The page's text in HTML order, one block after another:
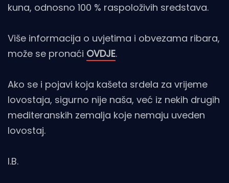
kuna, odnosno 100 % raspoloživih sredstava.
Više informacija o uvjetima i obvezama ribara,
može se pronaći OVDJE.
Ako se i pojavi koja kašeta srdela za vrijeme
lovostaja, sigurno nije naša, već iz nekih drugih
mediteranskih zemalja koje nemaju uveden
lovostaj.
I.B.